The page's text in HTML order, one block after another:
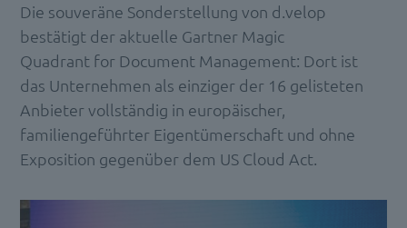
Die souveräne Sonderstellung von d.velop
bestätigt der aktuelle Gartner Magic
Quadrant for Document Management: Dort ist
das Unternehmen als einziger der 16 gelisteten
Anbieter vollständig in europäischer,
familiengeführter Eigentümerschaft und ohne
Exposition gegenüber dem US Cloud Act.